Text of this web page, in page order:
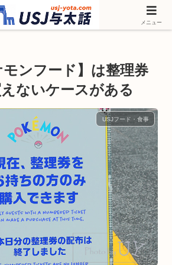
ト ニンテンドーワールド アトラクションなどユニ
歩いて情報収集しています
ンフード】は整理券
ないケースがある
USJフード・食事
メニュー